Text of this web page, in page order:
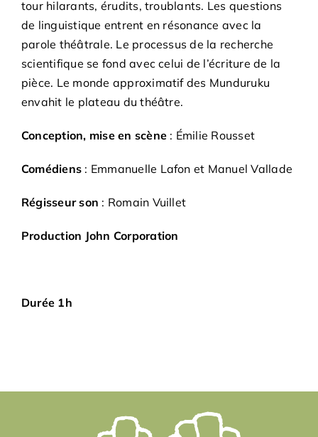
tour hilarants, érudits, troublants. Les questions
de linguistique entrent en résonance avec la
parole théâtrale. Le processus de la recherche
scientifique se fond avec celui de l’écriture de la
pièce. Le monde approximatif des Munduruku
envahit le plateau du théâtre.
Conception, mise en scène : Émilie Rousset
Comédiens : Emmanuelle Lafon et Manuel Vallade
Régisseur son : Romain Vuillet
Production John Corporation
Durée 1h